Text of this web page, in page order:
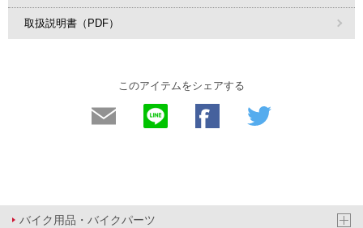
取扱説明書（PDF）
このアイテムをシェアする
バイク用品・バイクパーツ